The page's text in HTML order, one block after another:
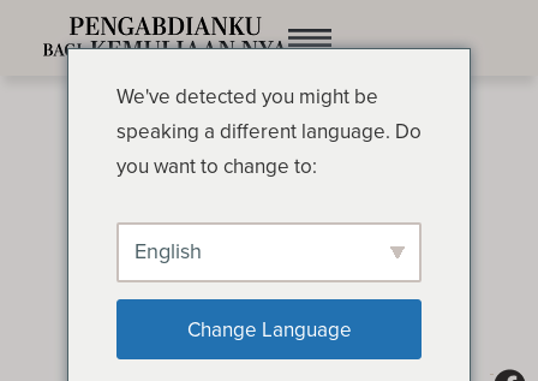
Bersiap dalam Musim
OLEH OSWALD CHAMBERS
We've detected you might be
speaking a different language. Do
you want to change to:
English
Change Language